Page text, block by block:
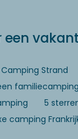
een
Camping Strand
5
camping